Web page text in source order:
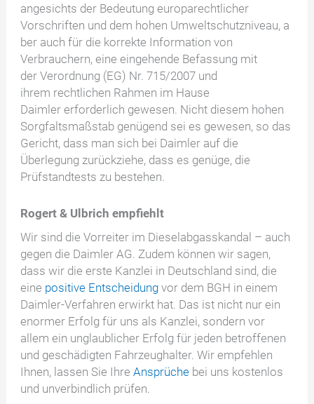
angesichts der Bedeutung europarechtlicher
Vorschriften und dem hohen Umweltschutzniveau, a
ber auch für die korrekte Information von
Verbrauchern, eine eingehende Befassung mit
der Verordnung (EG) Nr. 715/2007 und
ihrem rechtlichen Rahmen im Hause
Daimler erforderlich gewesen. Nicht diesem hohen
Sorgfaltsmaßstab genügend sei es gewesen, so das
Gericht, dass man sich bei Daimler auf die
Überlegung zurückziehe, dass es genüge, die
Prüfstandtests zu bestehen.
Rogert & Ulbrich empfiehlt
Wir sind die Vorreiter im Dieselabgasskandal – auch
gegen die Daimler AG. Zudem können wir sagen,
dass wir die erste Kanzlei in Deutschland sind, die
eine positive Entscheidung vor dem BGH in einem
Daimler-Verfahren erwirkt hat. Das ist nicht nur ein
enormer Erfolg für uns als Kanzlei, sondern vor
allem ein unglaublicher Erfolg für jeden betroffenen
und geschädigten Fahrzeughalter. Wir empfehlen
Ihnen, lassen Sie IhreAnsprüche bei uns kostenlos
und unverbindlich prüfen.